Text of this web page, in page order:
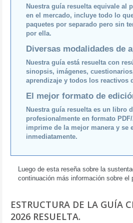
Nuestra guía resuelta equivale al
en el mercado, incluye todo lo
paquetes por separado pero sin
por ella.
Diversas modalidades de
Nuestra guía está resuelta con
sinopsis, imágenes,
aprendizaje y todos los reactivos
El mejor formato de
Nuestra guía resuelta es un libro
profesionalmente en formato
imprime de la mejor manera y se
inmediatamente.
Luego de esta reseña sobre la
continuación más información sobre el
ESTRUCTURA DE LA GUÍA
2026 RESUELTA.